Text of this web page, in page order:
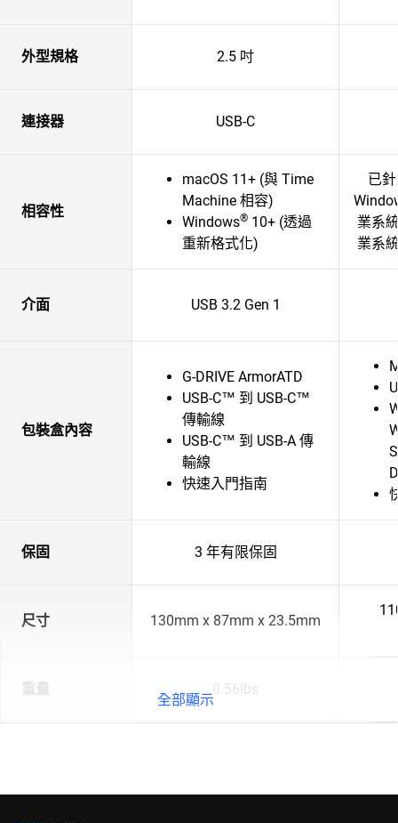
外型規格 2.5 吋
連接器 USB-C
相容性
macOS 11+ (與 Time
Machine 相容)
Windows® 10+ (透過
重新格式化)
已
業系
業系
介面 USB 3.2 Gen 1
包裝盒內容
G-DRIVE ArmorATD
USB-C™ 到 USB-C™
傳輸線
USB-C™ 到 USB-A 傳
輸線
快速入門指南
保固 3 年有限保固
尺寸 130mm x 87mm x 23.5mm
重量 0.56lbs
全部顯示